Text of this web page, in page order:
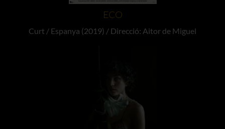
ECO
Curt / Espanya (2019) / Direcció: Aitor de Miguel